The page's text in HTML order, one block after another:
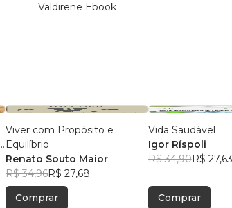
Valdirene Ebook
Viver com Propósito e
Equilíbrio
Renato Souto Maior
R$ 34,96R$ 27,68
Comprar
Vida Saudável
Igor Ríspoli
R$ 34,90R$ 27,63
Comprar